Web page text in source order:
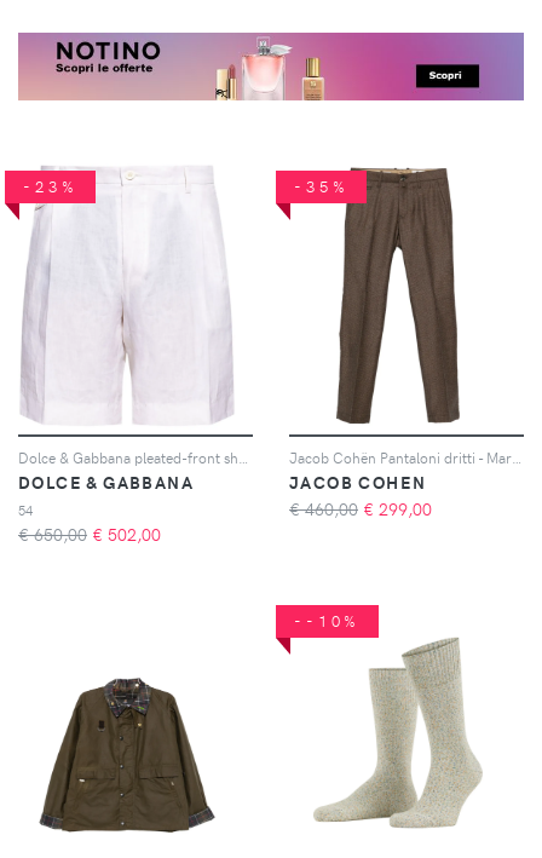
-23%
DOLCE & GABBANA
54
€ 650,00 € 502,00
-35%
JACOB COHEN
€ 460,00 € 299,00
--10%